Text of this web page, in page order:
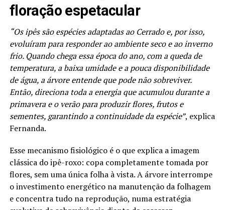
floração espetacular
“Os ipês são espécies adaptadas ao Cerrado e, por isso,
evoluíram para responder ao ambiente seco e ao inverno
frio. Quando chega essa época do ano, com a queda de
temperatura, a baixa umidade e a pouca disponibilidade
de água, a árvore entende que pode não sobreviver.
Então, direciona toda a energia que acumulou durante a
primavera e o verão para produzir flores, frutos e
sementes, garantindo a continuidade da espécie”, explica
Fernanda.
Esse mecanismo fisiológico é o que explica a imagem
clássica do ipê-roxo: copa completamente tomada por
flores, sem uma única folha à vista. A árvore interrompe
o investimento energético na manutenção da folhagem
e concentra tudo na reprodução, numa estratégia